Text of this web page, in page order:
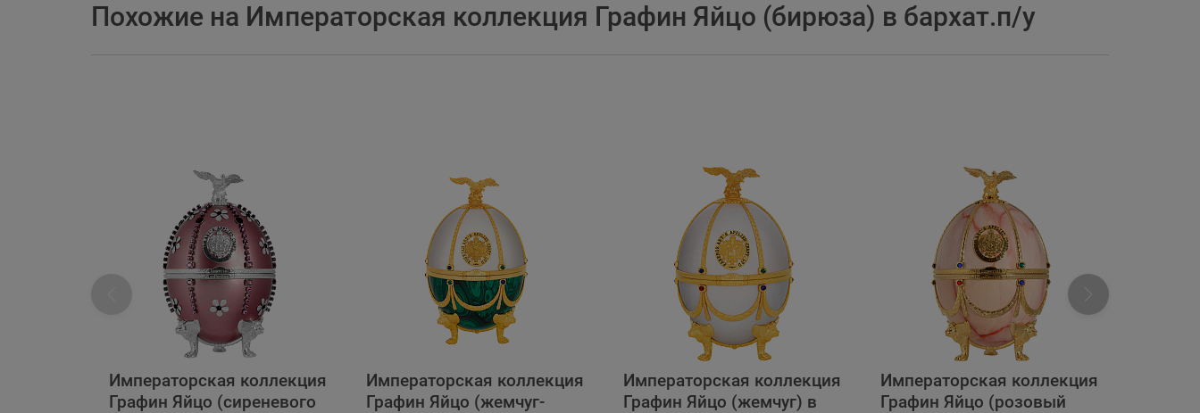
Похожие на Императорская коллекция Графин Яйцо (бирюза) в бархат.п/у
Императорская коллекция
Графин Яйцо (сиреневого
Императорская коллекция
Графин Яйцо (жемчуг-
Императорская коллекция
Графин Яйцо (жемчуг) в
Императорская коллекция
Графин Яйцо (розовый